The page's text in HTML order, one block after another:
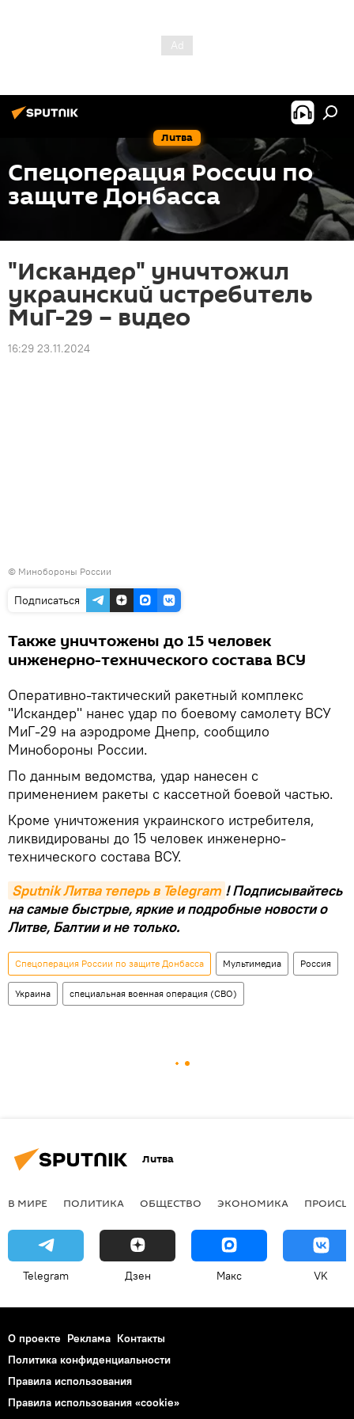
Литва
Спецоперация России по
защите Донбасса
"Искандер" уничтожил
украинский истребитель
МиГ-29 – видео
16:29 23.11.2024
© Минобороны России
Подписаться
Также уничтожены до 15 человек
инженерно-технического состава ВСУ
Оперативно-тактический ракетный комплекс
"Искандер" нанес удар по боевому самолету ВСУ
МиГ-29 на аэродроме Днепр, сообщило
Минобороны России.
По данным ведомства, удар нанесен с
применением ракеты с кассетной боевой частью.
Кроме уничтожения украинского истребителя,
ликвидированы до 15 человек инженерно-
технического состава ВСУ.
Sputnik Литва теперь в Telegram ! Подписывайтесь
на самые быстрые, яркие и подробные новости о
Литве, Балтии и не только.
Спецоперация России по защите Донбасса Мультимедиа Россия
Украина специальная военная операция (СВО)
Литва
В МИРЕ ПОЛИТИКА ОБЩЕСТВО ЭКОНОМИКА
Telegram Дзен Макс VK
О проекте Реклама Контакты
Политика конфиденциальности
Правила использования
Правила использования «cookie»